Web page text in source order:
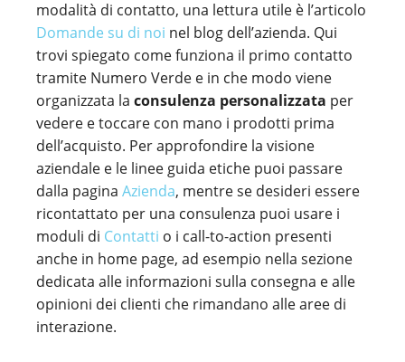
modalità di contatto, una lettura utile è l’articolo
Domande su di noi nel blog dell’azienda. Qui
trovi spiegato come funziona il primo contatto
tramite Numero Verde e in che modo viene
organizzata la consulenza personalizzata per
vedere e toccare con mano i prodotti prima
dell’acquisto. Per approfondire la visione
aziendale e le linee guida etiche puoi passare
dalla pagina Azienda, mentre se desideri essere
ricontattato per una consulenza puoi usare i
moduli di Contatti o i call-to-action presenti
anche in home page, ad esempio nella sezione
dedicata alle informazioni sulla consegna e alle
opinioni dei clienti che rimandano alle aree di
interazione.